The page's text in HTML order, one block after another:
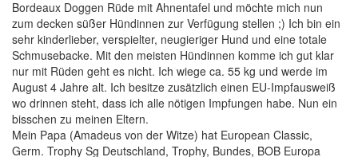
Bordeaux Doggen Rüde mit Ahnentafel und möchte mich nun
zum decken süßer Hündinnen zur Verfügung stellen ;) Ich bin ein
sehr kinderlieber, verspielter, neugieriger Hund und eine totale
Schmusebacke. Mit den meisten Hündinnen komme ich gut klar
nur mit Rüden geht es nicht. Ich wiege ca. 55 kg und werde im
August 4 Jahre alt. Ich besitze zusätzlich einen EU-Impfausweiß
wo drinnen steht, dass ich alle nötigen Impfungen habe. Nun ein
bisschen zu meinen Eltern.
Mein Papa (Amadeus von der Witze) hat European Classic,
Germ. Trophy Sg Deutschland, Trophy, Bundes, BOB Europa